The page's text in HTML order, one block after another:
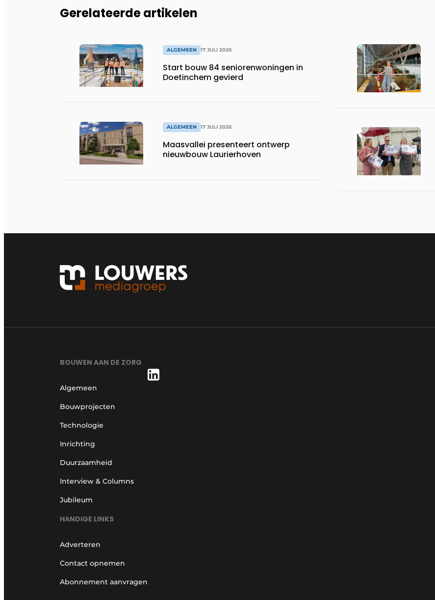
Gerelateerde artikelen
ALGEMEEN 17 JULI 2026
Start bouw 84 seniorenwoningen in
Doetinchem gevierd
ALGEMEEN 17 JULI 2026
Maasvallei presenteert ontwerp
nieuwbouw Laurierhoven
BOUWEN AAN DE ZORG
Algemeen
Bouwprojecten
Technologie
Inrichting
Duurzaamheid
Interview & Columns
Jubileum
HANDIGE LINKS
Adverteren
Contact opnemen
Abonnement aanvragen